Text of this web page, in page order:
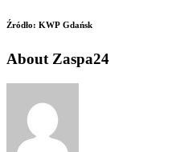
Źródło: KWP Gdańsk
About Zaspa24